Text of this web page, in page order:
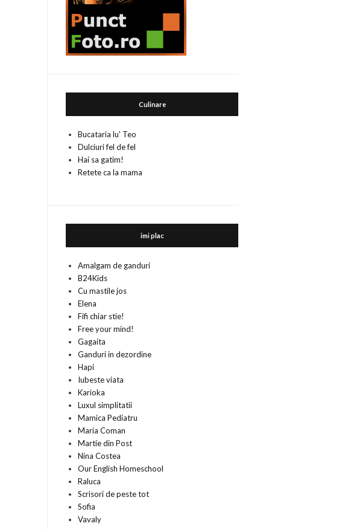
Culinare
Bucataria lu' Teo
Dulciuri fel de fel
Hai sa gatim!
Retete ca la mama
imi plac
Amalgam de ganduri
B24Kids
Cu mastile jos
Elena
Fifi chiar stie!
Free your mind!
Gagaita
Ganduri in dezordine
Hapi
Iubeste viata
Karioka
Luxul simplitatii
Mamica Pediatru
Maria Coman
Martie din Post
Nina Costea
Our English Homeschool
Raluca
Scrisori de peste tot
Sofia
Vavaly